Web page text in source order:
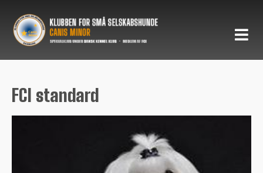
FCI standard